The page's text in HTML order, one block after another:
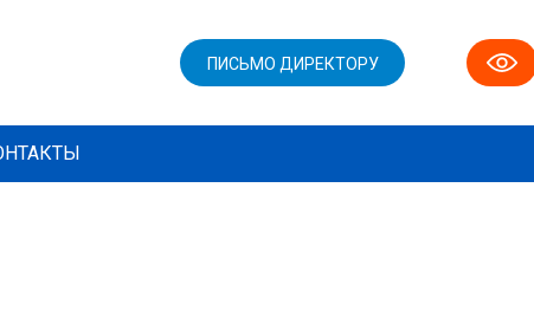
ПИСЬМО ДИРЕКТОРУ